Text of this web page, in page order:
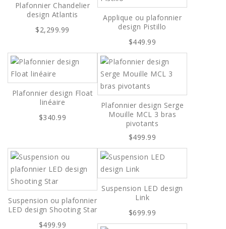
Plafonnier Chandelier
design Atlantis
$2,299.99
Applique ou plafonnier
design Pistillo
$449.99
Plafonnier design Float
linéaire
$340.99
Plafonnier design Serge
Mouille MCL 3 bras
pivotants
$499.99
Suspension ou plafonnier
LED design Shooting Star
$499.99
Suspension LED design
Link
$699.99